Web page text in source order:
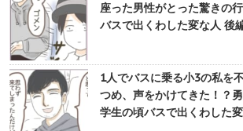
座った男性がとった驚きの
バスで出くわした変な人 後
1人でバスに乗る小3の私を
つめ、声をかけてきた！？
学生の頃バスで出くわした